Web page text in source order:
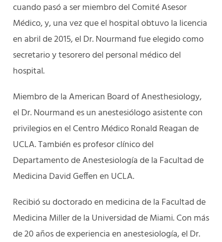
cuando pasó a ser miembro del Comité Asesor
Médico, y, una vez que el hospital obtuvo la licencia
en abril de 2015, el Dr. Nourmand fue elegido como
secretario y tesorero del personal médico del
hospital.
Miembro de la American Board of Anesthesiology,
el Dr. Nourmand es un anestesiólogo asistente con
privilegios en el Centro Médico Ronald Reagan de
UCLA. También es profesor clínico del
Departamento de Anestesiología de la Facultad de
Medicina David Geffen en UCLA.
Recibió su doctorado en medicina de la Facultad de
Medicina Miller de la Universidad de Miami. Con más
de 20 años de experiencia en anestesiología, el Dr.